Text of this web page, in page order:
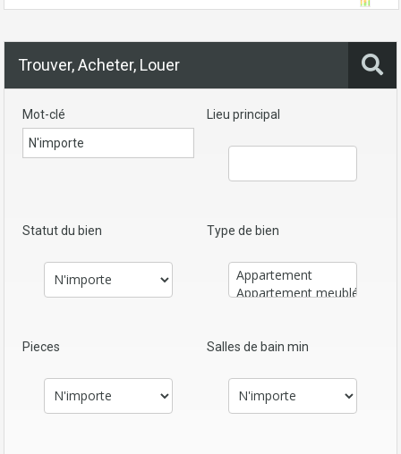
Trouver, Acheter, Louer
Mot-clé Lieu principal
Statut du bien Type de bien
Pieces Salles de bain min